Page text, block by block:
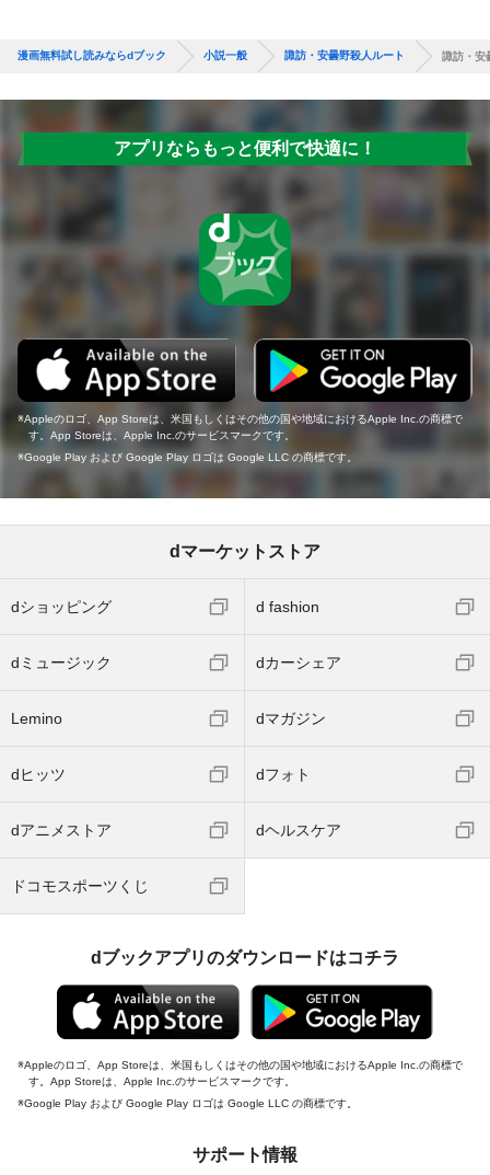
漫画無料試し読みならdブック 小説一般 諏訪・安曇野殺人ルート 諏訪・安
アプリならもっと便利で快適に！
Appleのロゴ、App Storeは、米国もしくはその他の国や地域におけるApple Inc.の商標で
す。App Storeは、Apple Inc.のサービスマークです。
Google Play および Google Play ロゴは Google LLC の商標です。
dマーケットストア
dショッピング d fashion
dミュージック dカーシェア
Lemino dマガジン
dヒッツ dフォト
dアニメストア dヘルスケア
ドコモスポーツくじ
dブックアプリのダウンロードはコチラ
Appleのロゴ、App Storeは、米国もしくはその他の国や地域におけるApple Inc.の商標で
す。App Storeは、Apple Inc.のサービスマークです。
Google Play および Google Play ロゴは Google LLC の商標です。
サポート情報